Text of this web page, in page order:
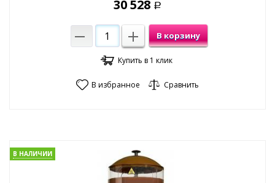
30 528 Р
В корзину
Купить в 1 клик
В избранное Сравнить
В НАЛИЧИИ